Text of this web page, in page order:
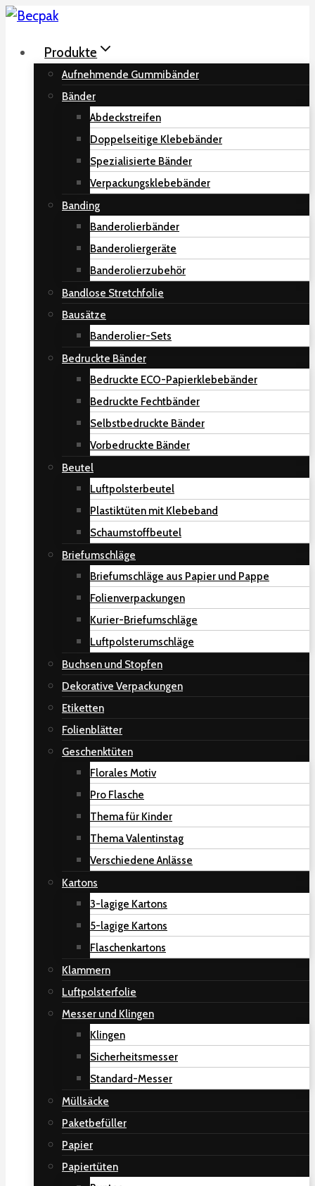
Zum
springenProdukte
Aufnehmende Gummibänder
Bänder
Abdeckstreifen
Doppelseitige Klebebänder
Spezialisierte Bänder
Verpackungsklebebänder
Banding
Banderolierbänder
Banderoliergeräte
Banderolierzubehör
Bandlose Stretchfolie
Bausätze
Banderolier-Sets
Bedruckte Bänder
Bedruckte ECO-Papierklebebänder
Bedruckte Fechtbänder
Selbstbedruckte Bänder
Vorbedruckte Bänder
Beutel
Luftpolsterbeutel
Plastiktüten mit Klebeband
Schaumstoffbeutel
Briefumschläge
Briefumschläge aus Papier und Pappe
Folienverpackungen
Kurier-Briefumschläge
Luftpolsterumschläge
Buchsen und Stopfen
Dekorative Verpackungen
Etiketten
Folienblätter
Geschenktüten
Florales Motiv
Pro Flasche
Thema für Kinder
Thema Valentinstag
Verschiedene Anlässe
Kartons
3-lagige Kartons
5-lagige Kartons
Flaschenkartons
Klammern
Luftpolsterfolie
Messer und Klingen
Klingen
Sicherheitsmesser
Standard-Messer
Müllsäcke
Paketbefüller
Papier
Papiertüten